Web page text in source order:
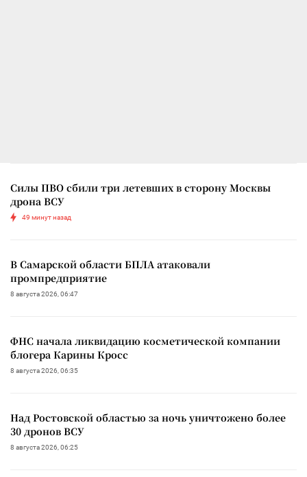
Силы ПВО сбили три летевших в сторону Москвы
дрона ВСУ
49 минут назад
В Самарской области БПЛА атаковали
промпредприятие
8 августа 2026, 06:47
ФНС начала ликвидацию косметической компании
блогера Карины Кросс
8 августа 2026, 06:35
Над Ростовской областью за ночь уничтожено более
30 дронов ВСУ
8 августа 2026, 06:25